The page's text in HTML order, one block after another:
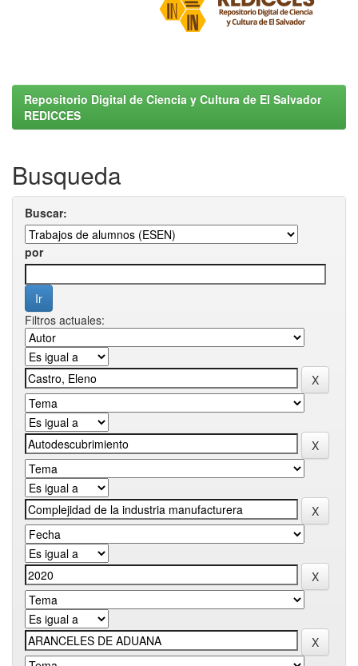
Repositorio Digital de Ciencia y Cultura de El Salvador
REDICCES
Busqueda
Buscar:
por
Filtros actuales: